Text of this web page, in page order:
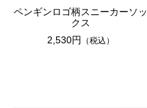
ペンギンロゴ柄スニーカーソッ
クス
2,530円
（税込）